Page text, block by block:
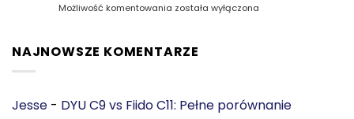
e‑rower
do
Możliwość komentowania Samochód
e-
wybieram
została wyłączona
NAJNOWSZE KOMENTARZE
Jesse - DYU C9 vs Fiido C11: Pełne porównanie